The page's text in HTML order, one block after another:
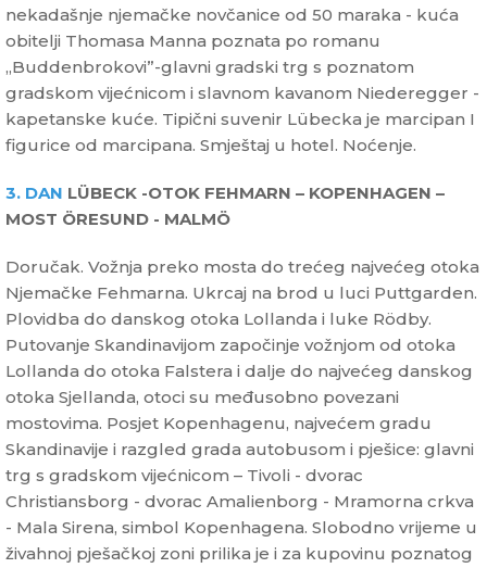
nekadašnje njemačke novčanice od 50 maraka - kuća
obitelji Thomasa Manna poznata po romanu
„Buddenbrokovi”-glavni gradski trg s poznatom
gradskom vijećnicom i slavnom kavanom Niederegger -
kapetanske kuće. Tipični suvenir Lübecka je marcipan I
figurice od marcipana. Smještaj u hotel. Noćenje.
3. DAN LÜBECK -OTOK FEHMARN – KOPENHAGEN –
MOST ÖRESUND - MALMÖ
Doručak. Vožnja preko mosta do trećeg najvećeg otoka
Njemačke Fehmarna. Ukrcaj na brod u luci Puttgarden.
Plovidba do danskog otoka Lollanda i luke Rödby.
Putovanje Skandinavijom započinje vožnjom od otoka
Lollanda do otoka Falstera i dalje do najvećeg danskog
otoka Sjellanda, otoci su međusobno povezani
mostovima. Posjet Kopenhagenu, najvećem gradu
Skandinavije i razgled grada autobusom i pješice: glavni
trg s gradskom vijećnicom – Tivoli - dvorac
Christiansborg - dvorac Amalienborg - Mramorna crkva
- Mala Sirena, simbol Kopenhagena. Slobodno vrijeme u
živahnoj pješačkoj zoni prilika je i za kupovinu poznatog